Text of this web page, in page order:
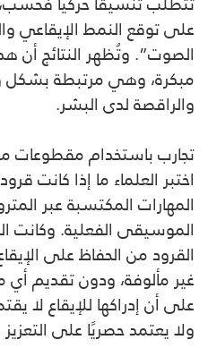
على توقع النمط الإيقاعي
الصوت”. وتُظهر النتائج
مبكرة، وهي مرتبطة بشكل
والراقصة لدى البشر.
تجارب باستخدام مقطوعات
اختبر العلماء ما إذا كانت
المهارات المكتسبة عبر
الموسيقى الفعلية. وكانت
القرود من الحفاظ على
غير مألوفة، ودون تقديم أي
على أن إدراكها للإيقاع لا
ولا يعتمد حصريًا على